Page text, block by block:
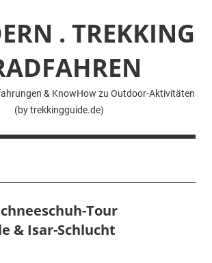
. TREKKING
& KnowHow zu Outdoor-Aktivitäten
(by trekkingguide.de)
Tour
& Isar-Schlucht